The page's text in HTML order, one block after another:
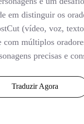
em distinguir os
(vídeo, voz,
com múltiplos
precisas e
Traduzir Agora